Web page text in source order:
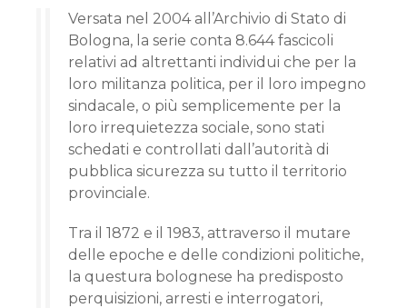
Versata nel 2004 all’Archivio di Stato di
Bologna, la serie conta 8.644 fascicoli
relativi ad altrettanti individui che per la
loro militanza politica, per il loro impegno
sindacale, o più semplicemente per la
loro irrequietezza sociale, sono stati
schedati e controllati dall’autorità di
pubblica sicurezza su tutto il territorio
provinciale.
Tra il 1872 e il 1983, attraverso il mutare
delle epoche e delle condizioni politiche,
la questura bolognese ha predisposto
perquisizioni, arresti e interrogatori,